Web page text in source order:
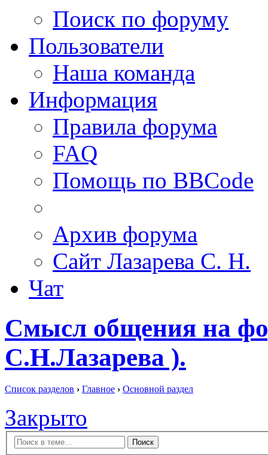
Поиск по форуму
Пользователи
Наша команда
Информация
Правила форума
FAQ
Помощь по BBCode
Архив форума
Сайт Лазарева С. Н.
Чат
Смысл общения на
С.Н.Лазарева ).
Список разделов › Главное › Основной раздел
Закрыто